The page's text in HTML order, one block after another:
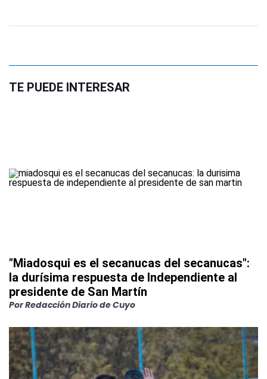
TE PUEDE INTERESAR
"Miadosqui es el secanucas del secanucas":
la durísima respuesta de Independiente al
presidente de San Martín
PorRedacción Diario de Cuyo